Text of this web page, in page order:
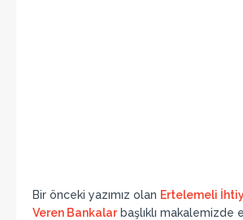
Bir önceki yazımız olan Ertelemeli
Veren Bankalarbaşlıklı makalemizde